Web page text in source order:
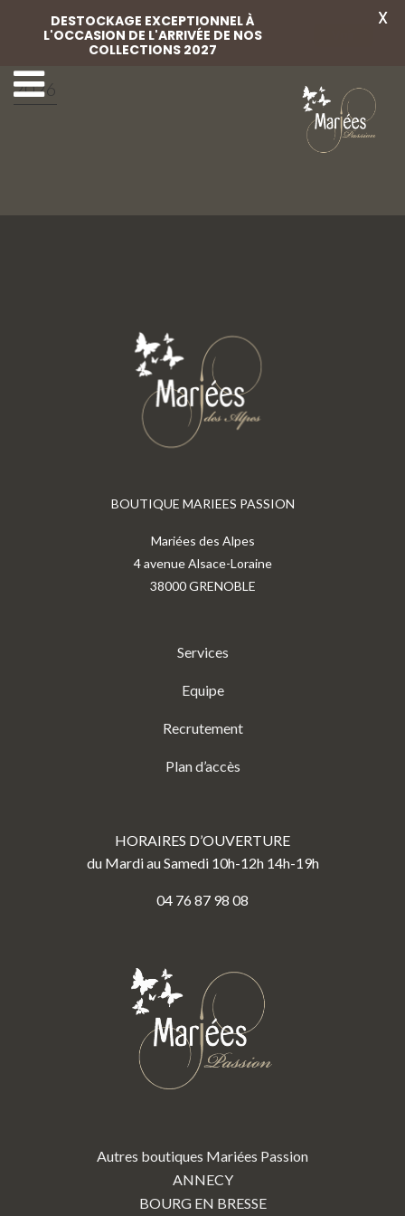
Marylise campaign
2026
BOUTIQUE MARIEES PASSION
Mariées des Alpes
4 avenue Alsace-Loraine
38000 GRENOBLE
Services
Equipe
Recrutement
Plan d’accès
HORAIRES D’OUVERTURE
du Mardi au Samedi 10h-12h 14h-19h
04 76 87 98 08
Autres boutiques Mariées Passion
ANNECY
BOURG EN BRESSE
DESTOCKAGE EXCEPTIONNEL À
L'OCCASION DE L'ARRIVÉE DE NOS
COLLECTIONS 2027
X